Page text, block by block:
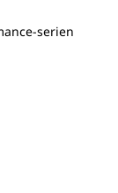
serien